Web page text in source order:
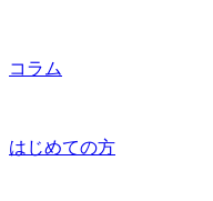
コラム
はじめての方